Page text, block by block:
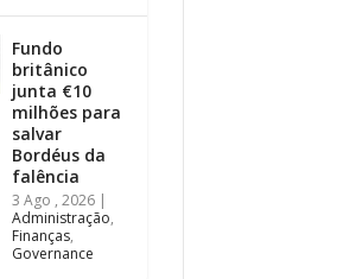
Fundo
britânico
junta €10
milhões para
salvar
Bordéus da
falência
3 Ago , 2026 |
Administração,
Finanças,
Governance